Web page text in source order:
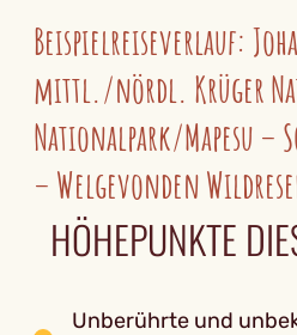
Beispielreiseverlauf:
mittl./nördl. Krüger
Nationalpark/Mapesu –
– Welgevonden
HÖHEPUNKTE
Unberührte und